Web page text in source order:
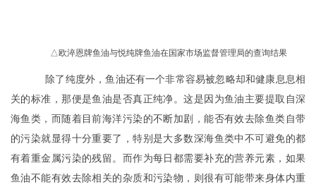
△欧淬恩牌鱼油与悦纯牌鱼油在国家市场监督管理局的查询结果
除了纯度外，鱼油还有一个非常容易被忽略却和健康息息相
关的标准，那便是鱼油是否真正纯净。这是因为鱼油主要提取自深
海鱼类，而随着目前海洋污染的不断加剧，能否有效去除鱼类自带
的污染就显得十分重要了，特别是大多数深海鱼类中不可避免的都
有着重金属污染的残留。而作为每日都需要补充的营养元素，如果
鱼油不能有效去除相关的杂质和污染物，则很有可能带来身体内重